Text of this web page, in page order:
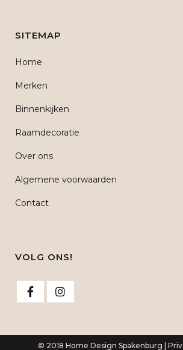
SITEMAP
Home
Merken
Binnenkijken
Raamdecoratie
Over ons
Algemene voorwaarden
Contact
VOLG ONS!
© 2018 Home Design Spakenburg |